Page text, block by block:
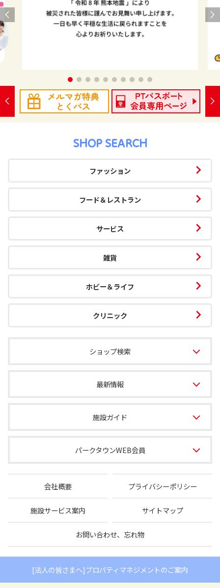
SHOP SEARCH
ファッション
フード＆レストラン
サービス
雑貨
ホビー＆ライフ
クリニック
ショップ検索
最新情報
施設ガイド
パークタウンWEB会員
会社概要 プライバシーポリシー
施設サービス案内 サイトマップ
お問い合わせ、忘れ物
[法人の皆さまへ]プロパティマネジメントのご案内